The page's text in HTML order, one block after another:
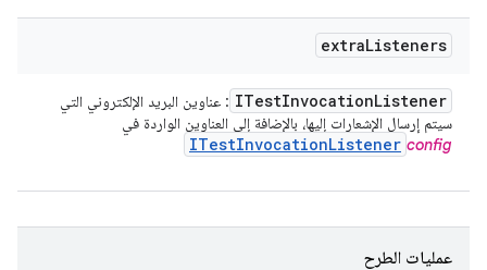
extraListeners
ITestInvocationListener
: عناوين البريد الإلكتروني التي
سيتم إرسال الإشعارات إليها، بالإضافة إلى العناوين الواردة في
config
ITestInvocationListener
عمليات الطرح